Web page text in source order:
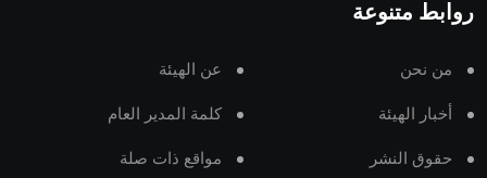
روابط متنوعة
من نحن عن الهيئة
أخبار الهيئة كلمة المدير العام
حقوق النشر مواقع ذات صلة